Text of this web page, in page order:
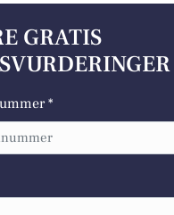
GRATIS
*